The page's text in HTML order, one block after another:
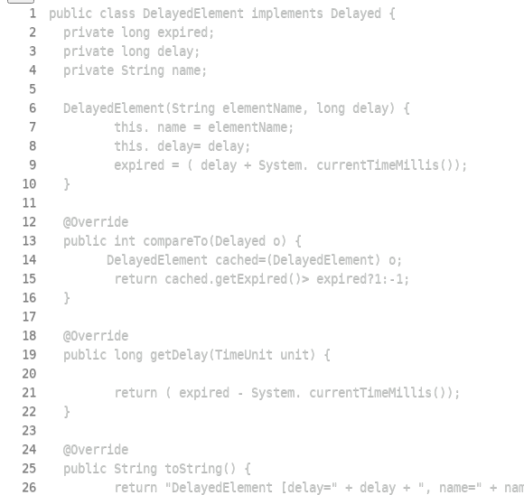
1
2
3
4
5
6
7
8
9
10
11
12
  @Override
13
14
15
16
17
18
  @Override
19
20
21
22
23
24
  @Override
25
26